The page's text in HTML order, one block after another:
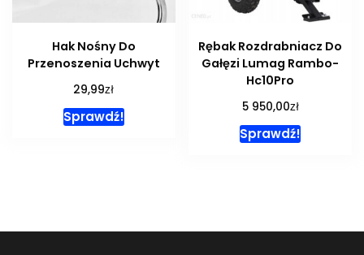
Hak Nośny Do
Przenoszenia Uchwyt
29,99zł
Sprawdź!
Rębak Rozdrabniacz Do
Gałęzi Lumag Rambo-
Hc10Pro
5 950,00zł
Sprawdź!